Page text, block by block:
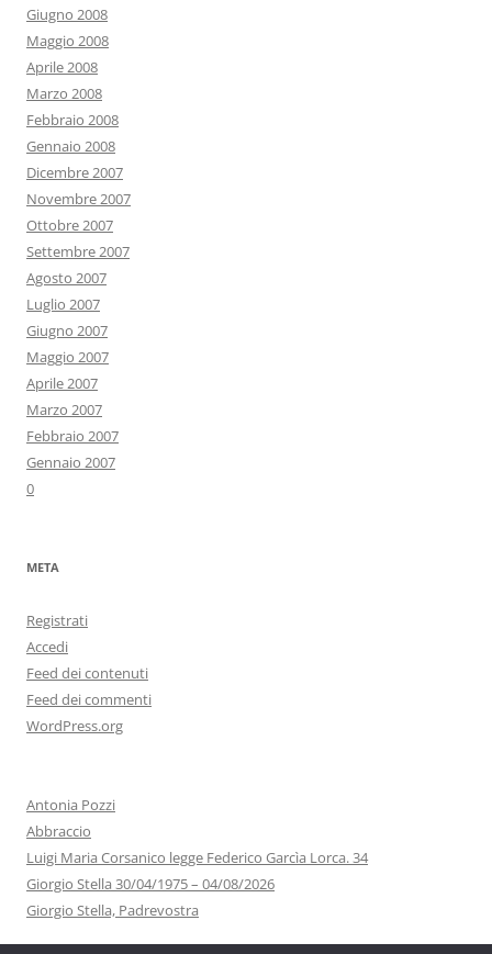
Giugno 2008
Maggio 2008
Aprile 2008
Marzo 2008
Febbraio 2008
Gennaio 2008
Dicembre 2007
Novembre 2007
Ottobre 2007
Settembre 2007
Agosto 2007
Luglio 2007
Giugno 2007
Maggio 2007
Aprile 2007
Marzo 2007
Febbraio 2007
Gennaio 2007
0
META
Registrati
Accedi
Feed dei contenuti
Feed dei commenti
WordPress.org
Antonia Pozzi
Abbraccio
Luigi Maria Corsanico legge Federico Garcìa Lorca. 34
Giorgio Stella 30/04/1975 – 04/08/2026
Giorgio Stella, Padrevostra